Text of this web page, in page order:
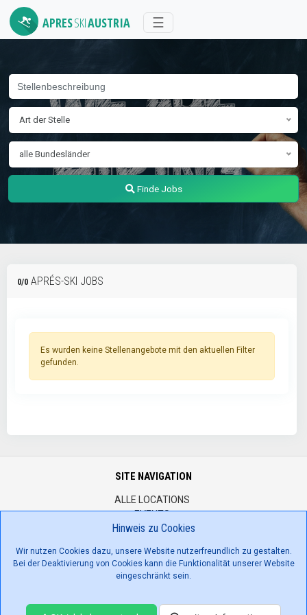
APRESSKIAUSTRIA
Toggle
navigation
☰
Art der Stelle
alle Bundesländer
Finde Jobs
0/0 APRÉS-SKI JOBS
Es wurden keine Stellenangebote mit den aktuellen Filter
gefunden.
SITE NAVIGATION
ALLE LOCATIONS
EVENTS
JOBS
ÜBER UNS
IMPRESSUM
Hinweis zu Cookies
Wir nutzen Cookies dazu, unsere Website nutzerfreundlich zu gestalten.
Bei der Deaktivierung von Cookies kann die Funktionalität unserer Website
eingeschränkt sein.